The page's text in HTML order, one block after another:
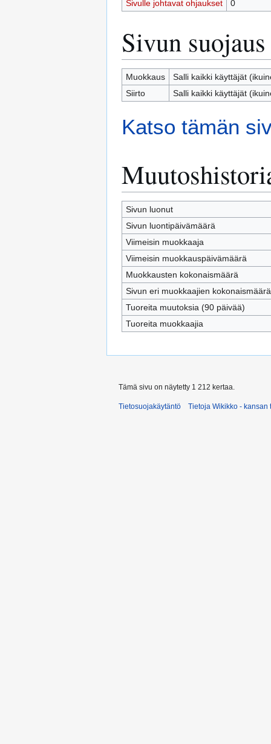
Sivulle johtavat ohjaukset
0
Sivun suojaus
Muokkaus
Salli kaikki käyttäjät
Siirto
Salli kaikki käyttäjät
Katso tämän
Sivun luonut
Sivun luontipäivämäärä
Viimeisin muokkaaja
Viimeisin muokkauspäivämäärä
Muokkausten kokonaismäärä
Sivun eri muokkaajien kokonaismäärä
Tuoreita muutoksia (90 päivää)
Tuoreita muokkaajia
Tämä sivu on näytetty 1 212 kertaa.
Tietosuojakäytäntö Tietoja Wikikko - kansan